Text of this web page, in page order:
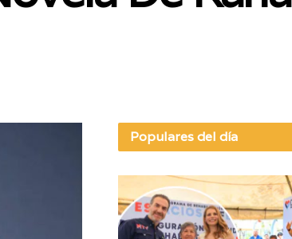
Populares del día